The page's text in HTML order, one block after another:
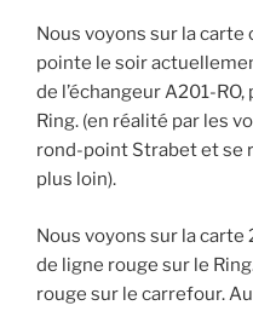
Nous voyons sur la carte
pointe le soir
de l’échangeur A201-
Ring. (en réalité par les
rond-point Strabet et se
plus loin).
Nous voyons sur la carte
de ligne rouge sur le
rouge sur le carrefour.